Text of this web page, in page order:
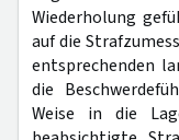
Wiederholung
auf die
entsprechenden
die
Weise in die